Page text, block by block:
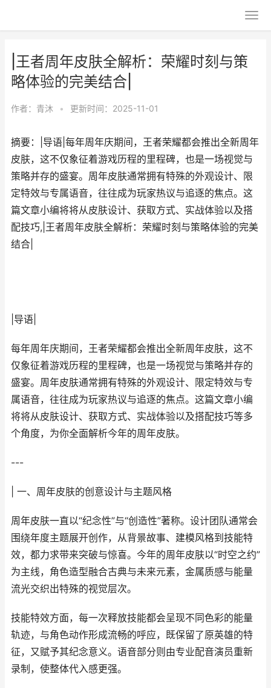
|王者周年皮肤全解析：荣耀时刻与策
略体验的完美结合|
作者： 青沐 • 更新时间：2025-11-01
摘要：|导语|每年周年庆期间，王者荣耀都会推出全新周年
皮肤，这不仅象征着游戏历程的里程碑，也是一场视觉与
策略并存的盛宴。周年皮肤通常拥有特殊的外观设计、限
定特效与专属语音，往往成为玩家热议与追逐的焦点。这
篇文章小编将将从皮肤设计、获取方式、实战体验以及搭
配技巧,|王者周年皮肤全解析：荣耀时刻与策略体验的完美
结合|
|导语|
每年周年庆期间，王者荣耀都会推出全新周年皮肤，这不
仅象征着游戏历程的里程碑，也是一场视觉与策略并存的
盛宴。周年皮肤通常拥有特殊的外观设计、限定特效与专
属语音，往往成为玩家热议与追逐的焦点。这篇文章小编
将将从皮肤设计、获取方式、实战体验以及搭配技巧等多
个角度，为你全面解析今年的周年皮肤。
---
| 一、周年皮肤的创意设计与主题风格
周年皮肤一直以“纪念性”与“创造性”著称。设计团队通常会
围绕年度主题展开创作，从背景故事、建模风格到技能特
效，都力求带来突破与惊喜。今年的周年皮肤以“时空之约”
为主线，角色造型融合古典与未来元素，金属质感与能量
流光交织出特殊的视觉层次。
技能特效方面，每一次释放技能都会呈现不同色彩的能量
轨迹，与角色动作形成流畅的呼应，既保留了原英雄的特
征，又赋予其纪念意义。语音部分则由专业配音演员重新
录制，使整体代入感更强。